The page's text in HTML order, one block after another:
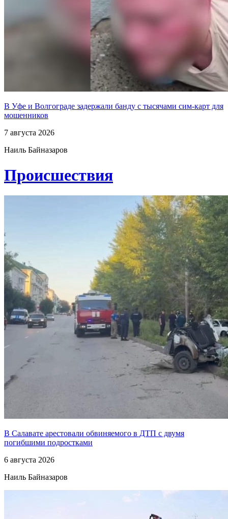
В Уфе и Волгограде задержали банду с тысячами сим-карт для
мошенников
7 августа 2026
Наиль Байназаров
Проиcшествия
В Салавате арестовали обвиняемого в ДТП с двумя
погибшими подростками
6 августа 2026
Наиль Байназаров